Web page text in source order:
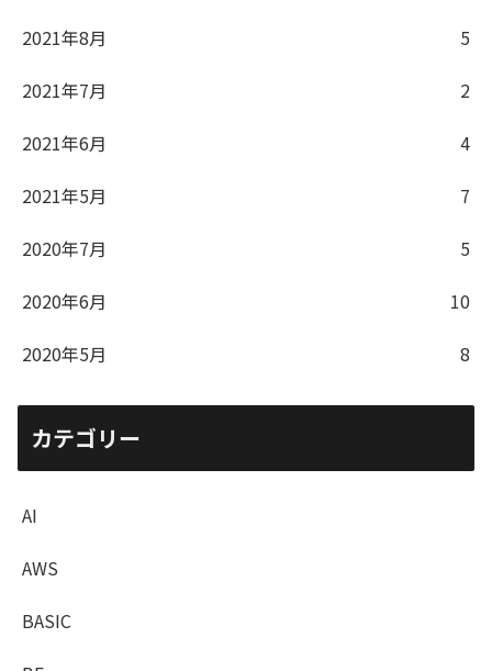
2021年8月
5
2021年7月
2
2021年6月
4
2021年5月
7
2020年7月
5
2020年6月
10
2020年5月
8
カテゴリー
AI
AWS
BASIC